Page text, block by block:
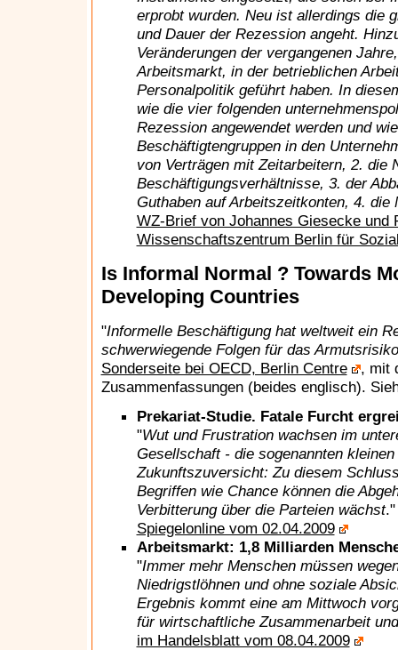
erprobt wurden. Neu ist allerdings die
und Dauer der Rezession angeht.
Veränderungen der vergangenen
Arbeitsmarkt, in der betrieblichen
Personalpolitik geführt haben. In
wie die vier folgenden
Rezession angewendet werden und
Beschäftigtengruppen in den
von Verträgen mit Zeitarbeitern, 2. die
Beschäftigungsverhältnisse, 3. der
Guthaben auf Arbeitszeitkonten, 4. die
WZ-Brief von Johannes Giesecke und
Wissenschaftszentrum Berlin für
Is Informal Normal ? Towards
Developing Countries
"Informelle Beschäftigung hat weltweit ein
schwerwiegende Folgen für das
Sonderseite bei OECD, Berlin Centre
, mit
Zusammenfassungen (beides englisch).
Prekariat-Studie. Fatale Furcht
"Wut und Frustration wachsen im
Gesellschaft - die sogenannten
Zukunftszuversicht: Zu diesem
Begriffen wie Chance können die
Verbitterung über die Parteien wächst."
Spiegelonline vom 02.04.2009
Arbeitsmarkt: 1,8 Milliarden
"Immer mehr Menschen müssen
Niedrigstlöhnen und ohne soziale
Ergebnis kommt eine am Mittwoch
für wirtschaftliche Zusammenarbeit
im Handelsblatt vom 08.04.2009